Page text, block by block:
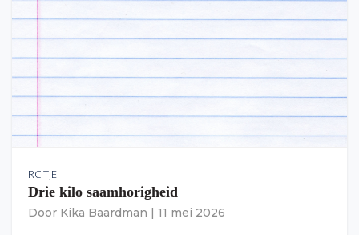
RC'TJE
Drie kilo saamhorigheid
Door Kika Baardman 11 mei 2026